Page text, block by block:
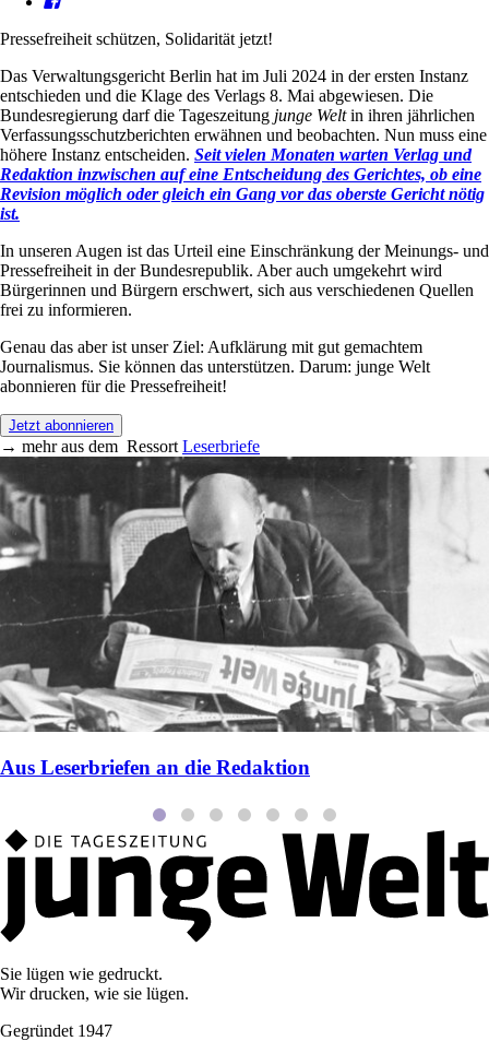
Pressefreiheit schützen, Solidarität jetzt!
Das Verwaltungsgericht Berlin hat im Juli 2024 in der ersten Instanz
entschieden und die Klage des Verlags 8. Mai abgewiesen. Die
Bundesregierung darf die Tageszeitung junge Weltin ihren jährlichen
Verfassungsschutzberichten erwähnen und beobachten. Nun muss eine
höhere Instanz entscheiden. Seit vielen Monaten warten Verlag und
Redaktion inzwischen auf eine Entscheidung des Gerichtes, ob eine
Revision möglich oder gleich ein Gang vor das oberste Gericht nötig
ist.
In unseren Augen ist das Urteil eine Einschränkung der Meinungs- und
Pressefreiheit in der Bundesrepublik. Aber auch umgekehrt wird
Bürgerinnen und Bürgern erschwert, sich aus verschiedenen Quellen
frei zu informieren.
Genau das aber ist unser Ziel: Aufklärung mit gut gemachtem
Journalismus. Sie können das unterstützen. Darum: junge Welt
abonnieren für die Pressefreiheit!
Jetzt abonnieren
→ mehr aus dem Ressort Leserbriefe
Aus Leserbriefen an die Redaktion
Sie lügen wie gedruckt.
Wir drucken, wie sie lügen.
Gegründet 1947